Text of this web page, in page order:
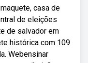
casa de
de eleições
de salvador em
histórica com 109
Webensinar